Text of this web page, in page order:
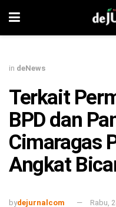
in deNews
Terkait
BPD dan
Cimaragas
Angkat
bydejurnalcom
Rabu,